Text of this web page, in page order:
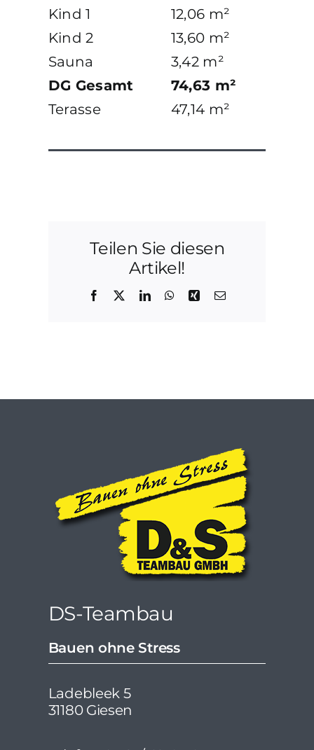
Kind 1
12,06 m²
Kind 2
13,60 m²
Sauna
3,42 m²
DG Gesamt
74,63 m²
Terasse
47,14 m²
Teilen Sie diesen
Artikel!
Facebook LinkedInWhatsApp
XingE-
DS-Teambau
Bauen ohne Stress
Ladebleek 5
31180 Giesen